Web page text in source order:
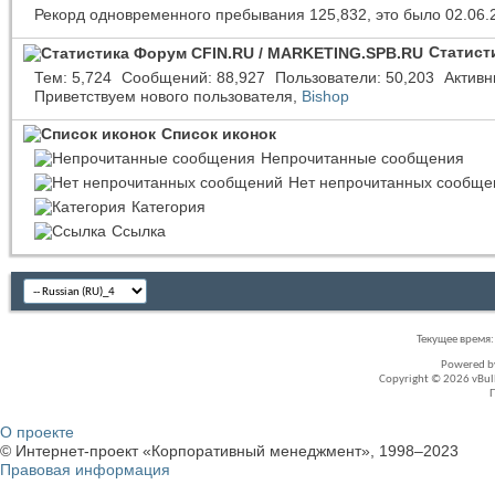
Рекорд одновременного пребывания 125,832, это было
Тем 5,724 Сообщений 88,927 Пользователи 50,203
Приветствуем нового пользователя, Bishop
Список иконок
Непрочитанные сообщения
Нет непрочитанных
Категория
Ссылка
Текущее время:
Powered
Copyright © 2026
О проекте
© Интернет-проект «Корпоративный менеджмент», 1998–2023
Правовая информация